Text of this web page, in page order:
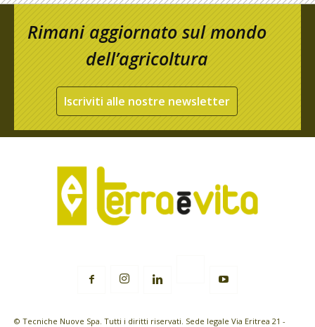
Rimani aggiornato sul mondo
dell’agricoltura
Iscriviti alle nostre newsletter
© Tecniche Nuove Spa. Tutti i diritti riservati. Sede legale Via Eritrea 21 -